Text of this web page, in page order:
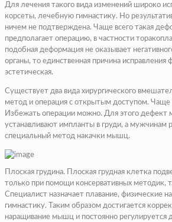
Для лечения такого вида изменений широко
корсеты, лечебную гимнастику. Но
ничем не подтверждена. Чаще всего такая
предполагает операцию, в частности
подобная деформация не оказывает
органы, то единственная причина исправления
эстетическая.
Существует два вида хирургического
метод и операция с открытым доступом. Чаще
Избежать операции можно. Для этого
устанавливают импланты в груди, а мужчинам
специальный метод накачки мышц.
Плоская грудина. Плоская грудная клетка
только при помощи консервативных методик,
Специалист назначает плавание, физические
гимнастику. Таким образом достигается
наращивание мышц и постоянно регулируется